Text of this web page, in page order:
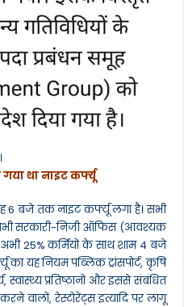
था नाइट कर्फ्यू
6 बजे तक नाइट कर्फ्यू लगा है। सभी
सरकारी-निजी ऑफिस (आवश्यक
25% कर्मियों के साथ शाम 4 बजे
यह नियम पब्लिक ट्रांसपोर्ट, कृषि
स्वास्थ्य प्रतिष्ठानों और इससे संबंधित
वालों, रेस्टोरेंट्स इत्यादि पर लागू